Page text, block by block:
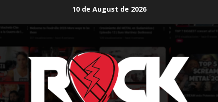
content
10 de August de 2026